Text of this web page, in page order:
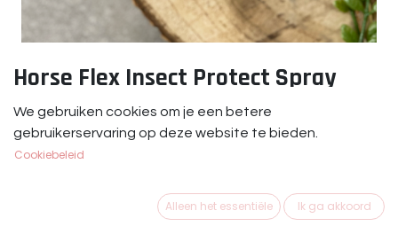
Horse Flex Insect Protect Spray
Horse Flex Insect Protect Spray
€9,95
We gebruiken cookies om je een betere
gebruikerservaring op deze website te bieden.
Cookiebeleid
Alleen het essentiële Ik ga akkoord